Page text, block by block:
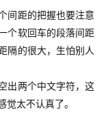
间距的把握也要注意
个软回车的段落间距
隔的很大，生怕别人
出两个中文字符，这
太不认真了。